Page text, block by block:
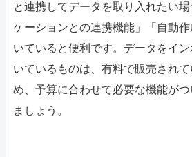
と連携してデータを取り入れたい
ケーションとの連携機能」「自動
いていると便利です。データをイ
いているものは、有料で販売され
め、予算に合わせて必要な機能が
ましょう。